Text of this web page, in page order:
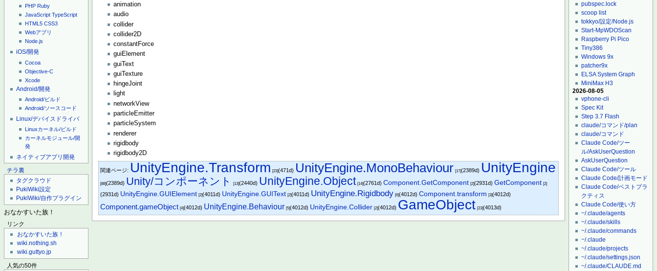
PHP Ruby
JavaScript TypeScript
HTML5 CSS3
Webアプリ
Node.js
iOS/開発
Cocoa
Objective-C
Xcode
Android/開発
Android/ビルド
Android/ソースコード
Linux/デバイスドライバ
Linuxカーネル/ビルド
カーネルモジュール/開
発
ネイティブアプリ開発
チラ裏
タグクラウド
PukiWiki設定
PukiWiki/自作プラグイン
おなかすいた族！
リンク
おなかすいた族！
wiki.nothing.sh
wiki.guttyo.jp
人気の50件
animation
audio
collider
collider2D
constantForce
guiElement
guiText
guiTexture
hingeJoint
light
networkView
particleEmitter
particleSystem
renderer
rigidbody
rigidbody2D
関連ページ: UnityEngine.Transform [23](471d) UnityEngine.MonoBehaviour [17](2389d) UnityEngine
[88](2389d) Unity/コンポーネント [13](2440d) UnityEngine.Object [14](2761d)Component.GetComponent [2](2931d)GetComponent [2]
(2931d) UnityEngine.GUIElement [2](4011d) UnityEngine.GUIText [2](4011d) UnityEngine.Rigidbody [6](4012d)Component.transform [3](4012d)
Component.gameObject [4](4012d) UnityEngine.Behaviour [5](4012d) UnityEngine.Collider [2](4012d) GameObject [23](4013d)
pubspec.lock
scoop list
tokkyo/設定/Node.js
Start-MpWDOScan
Raspberry Pi Pico
Tiny386
Windows 9x
patcher9x
ELSA System Graph
MiniMax H3
2026-08-05
vphone-cli
Spec Kit
Step 3.7 Flash
claude/コマンド/plan
claude/コマンド
Claude Code/ツー
ル/AskUserQuestion
AskUserQuestion
Claude Code/ツール
Claude Code/計画モード
Claude Code/ベストプラ
クティス
Claude Code/使い方
~/.claude/agents
~/.claude/skills
~/.claude/commands
~/.claude
~/.claude/projects
~/.claude/settings.json
~/.claude/CLAUDE.md